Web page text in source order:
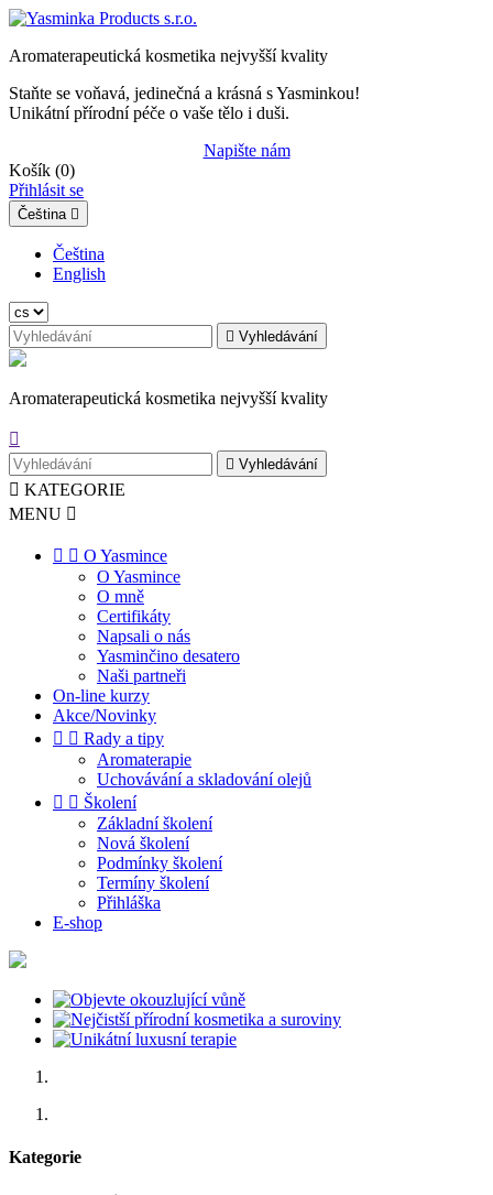
Aromaterapeutická kosmetika nejvyšší kvality
Staňte se voňavá, jedinečná a krásná s Yasminkou!
Unikátní přírodní péče o vaše tělo i duši.
Napište nám
Košík (0)
Přihlásit se
Čeština 
Čeština
English
 Vyhledávání
Aromaterapeutická kosmetika nejvyšší kvality

 Vyhledávání
 KATEGORIE
MENU 
  O Yasmince
O Yasmince
O mně
Certifikáty
Napsali o nás
Yasminčino desatero
Naši partneři
On-line kurzy
Akce/Novinky
  Rady a tipy
Aromaterapie
Uchovávání a skladování olejů
  Školení
Základní školení
Nová školení
Podmínky školení
Termíny školení
Přihláška
E-shop
Kategorie